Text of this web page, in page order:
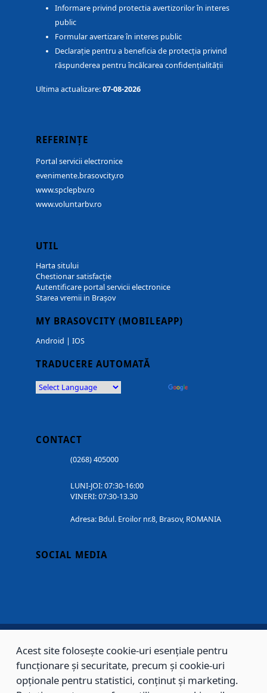
Informare privind protectia avertizorilor în interes
public
Formular avertizare în interes public
Declarație pentru a beneficia de protecția privind
răspunderea pentru încălcarea confidențialității
Ultima actualizare:07-08-2026
REFERINȚE
Portal servicii electronice
evenimente.brasovcity.ro
www.spclepbv.ro
www.voluntarbv.ro
UTIL
Harta sitului
Chestionar satisfacție
Autentificare portal servicii electronice
Starea vremii in Brașov
MY BRASOVCITY (MOBILEAPP)
Android | IOS
TRADUCERE AUTOMATĂ
CONTACT
(0268) 405000
LUNI-JOI: 07:30-16:00
VINERI: 07:30-13.30
Adresa: Bdul. Eroilor nr.8, Brasov, ROMANIA
SOCIAL MEDIA
Copyright © 2002 - 2026 - PRIMĂRIA MUNICIPIULUI BRAȘOV, toate drepturile
rezervate.
Acest site folosește cookie-uri esențiale pentru
funcționare și securitate, precum și cookie-uri
opționale pentru statistici, conținut și marketing.